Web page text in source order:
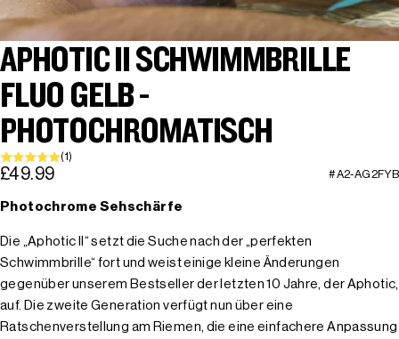
APHOTIC II SCHWIMMBRILLE
FLUO GELB -
PHOTOCHROMATISCH
(1)
£49.99 #A2-AG2FYB
Photochrome Sehschärfe
Die „Aphotic II“ setzt die Suche nach der „perfekten
Schwimmbrille“ fort und weist einige kleine Änderungen
gegenüber unserem Bestseller der letzten 10 Jahre, der Aphotic,
auf. Die zweite Generation verfügt nun über eine
Ratschenverstellung am Riemen, die eine einfachere Anpassung